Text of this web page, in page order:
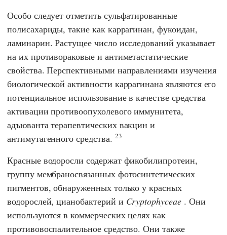
Особо следует отметить сульфатированные
полисахариды, такие как каррагинан, фукоидан,
ламинарин. Растущее число исследований указывает
на их противораковые и антиметастатические
свойства. Перспективными направлениями изучения
биологической активности каррагинана являются его
потенциальное использование в качестве средства
активации противоопухолевого иммунитета,
адъюванта терапевтических вакцин и
антимутагенного средства. 23
Красные водоросли содержат фикобилипротеин,
группу мембраносвязанных фотосинтетических
пигментов, обнаруженных только у красных
водорослей, цианобактерий и Cryptophyceae. Они
используются в коммерческих целях как
противовоспалительное средство. Они также